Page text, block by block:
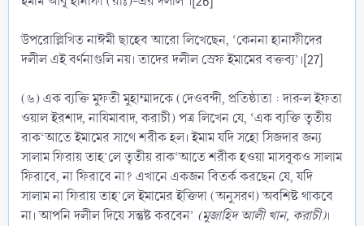
উপরোল্লিখিত নাঈমী ছাহেব আরো লিখেছেন, ‘কেননা হানাফীদের
দলীল এই বর্ণনাগুলি নয়। তাদের দলীল স্রেফ ইমামের বক্তব্য’।[27]
(৬) এক ব্যক্তি মুফতী মুহাম্মাদকে (দেওবন্দী, প্রতিষ্ঠাতা : দারুল ইফতা
ওয়াল ইরশাদ, নাযিমাবাদ, করাচী) পত্র লিখেন যে, ‘এক ব্যক্তি তৃতীয়
রাক‘আতে ইমামের সাথে শরীক হল। ইমাম যদি সহো সিজদার জন্য
সালাম ফিরায় তাহ’লে তৃতীয় রাক‘আতে শরীক হওয়া মাসবূকও সালাম
ফিরাবে, না ফিরাবে না? এখানে একজন বিতর্ক করছেন যে, যদি
সালাম না ফিরায় তাহ’লে ইমামের ইক্তিদা (অনুসরণ) অবশিষ্ট থাকবে
না। আপনি দলীল দিয়ে সন্তুষ্ট করবেন’ (মুজাহিদ আলী খান, করাচী)।